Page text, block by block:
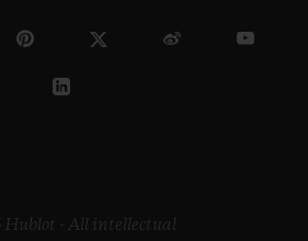
Hublot - All intellectual